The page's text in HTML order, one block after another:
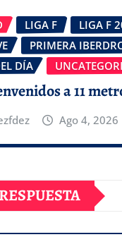
LIGA F
LIGA F
PRIMERA
DÍA
a 11
Ago 4, 2026